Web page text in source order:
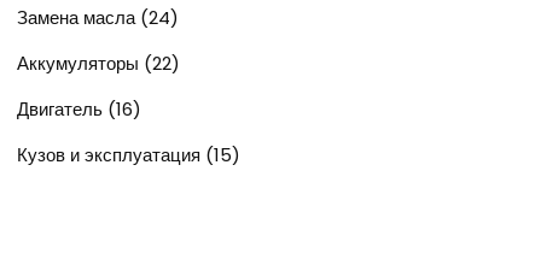
Замена масла(24)
Аккумуляторы (22)
Двигатель (16)
Кузов и эксплуатация (15)